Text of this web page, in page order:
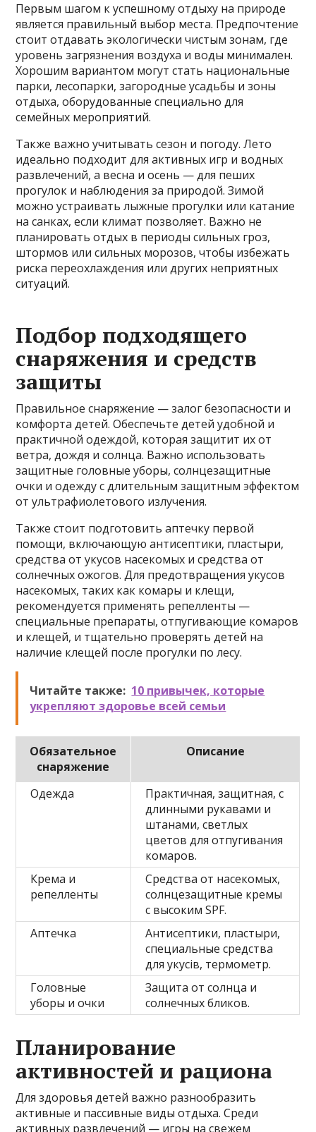
Первым шагом к успешному отдыху на природе
является правильный выбор места. Предпочтение
стоит отдавать экологически чистым зонам, где
уровень загрязнения воздуха и воды минимален.
Хорошим вариантом могут стать национальные
парки, лесопарки, загородные усадьбы и зоны
отдыха, оборудованные специально для
семейных мероприятий.
Также важно учитывать сезон и погоду. Лето
идеально подходит для активных игр и водных
развлечений, а весна и осень — для пеших
прогулок и наблюдения за природой. Зимой
можно устраивать лыжные прогулки или катание
на санках, если климат позволяет. Важно не
планировать отдых в периоды сильных гроз,
штормов или сильных морозов, чтобы избежать
риска переохлаждения или других неприятных
ситуаций.
Подбор подходящего
снаряжения и средств
защиты
Правильное снаряжение — залог безопасности и
комфорта детей. Обеспечьте детей удобной и
практичной одеждой, которая защитит их от
ветра, дождя и солнца. Важно использовать
защитные головные уборы, солнцезащитные
очки и одежду с длительным защитным эффектом
от ультрафиолетового излучения.
Также стоит подготовить аптечку первой
помощи, включающую антисептики, пластыри,
средства от укусов насекомых и средства от
солнечных ожогов. Для предотвращения укусов
насекомых, таких как комары и клещи,
рекомендуется применять репелленты —
специальные препараты, отпугивающие комаров
и клещей, и тщательно проверять детей на
наличие клещей после прогулки по лесу.
Читайте также: 10 привычек, которые
укрепляют здоровье всей семьи
Обязательное
снаряжение
Описание
Одежда
Практичная, защитная, с
длинными рукавами и
штанами, светлых
цветов для отпугивания
комаров.
Крема и
репелленты
Средства от насекомых,
солнцезащитные кремы
с высоким SPF.
Аптечка
Антисептики, пластыри,
специальные средства
для укусів, термометр.
Головные
уборы и очки
Защита от солнца и
солнечных бликов.
Планирование
активностей и рациона
Для здоровья детей важно разнообразить
активные и пассивные виды отдыха. Среди
активных развлечений — игры на свежем